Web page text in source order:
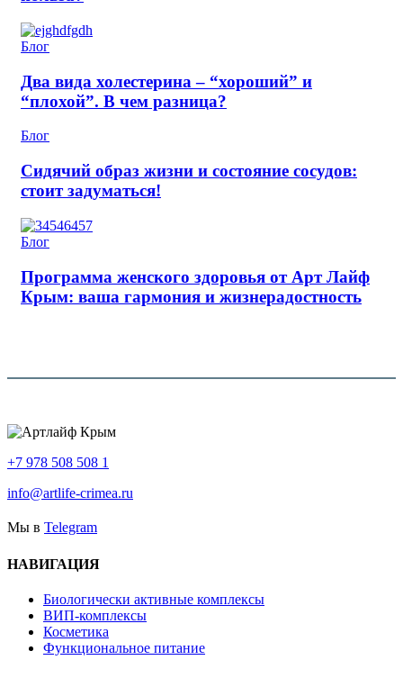
Блог
Два вида холестерина – “хороший” и
“плохой”. В чем разница?
Блог
Сидячий образ жизни и состояние сосудов:
стоит задуматься!
Блог
Программа женского здоровья от Арт Лайф
Крым: ваша гармония и жизнерадостность
+7 978 508 508 1
info@artlife-crimea.ru
Мы в Telegram
НАВИГАЦИЯ
Биологически активные комплексы
ВИП-комплексы
Косметика
Функциональное питание